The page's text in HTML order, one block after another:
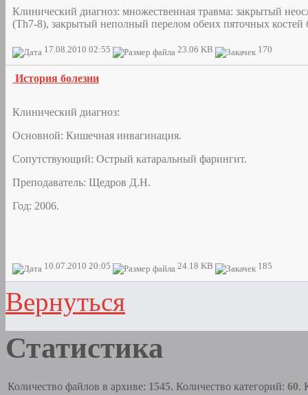
Клинический диагноз: множественная травма: закрытый
(Th7-8), закрытый неполный перелом обеих пяточных костей
17.08.2010 02:55 23.06 KB 170
История болезни
Клинический диагноз:
Основной: Кишечная инвагинация.
Сопутствующий: Острый катаральный фарингит.
Преподаватель: Щедров Д.Н.
Год: 2006.
10.07.2010 20:05 24.18 KB 185
Вернуться
Статистика
Количество файлов в архиве: 1545. Количество категорий: 60.